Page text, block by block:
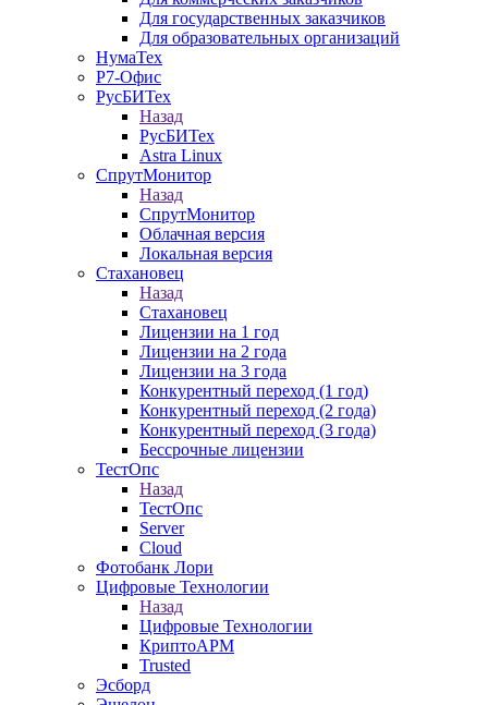
Для государственных заказчиков
Для образовательных организаций
НумаТех
Р7-Офис
РусБИТех
Назад
РусБИТех
Astra Linux
СпрутМонитор
Назад
СпрутМонитор
Облачная версия
Локальная версия
Стахановец
Назад
Стахановец
Лицензии на 1 год
Лицензии на 2 года
Лицензии на 3 года
Конкурентный переход (1 год)
Конкурентный переход (2 года)
Конкурентный переход (3 года)
Бессрочные лицензии
ТестОпс
Назад
ТестОпс
Server
Cloud
Фотобанк Лори
Цифровые Технологии
Назад
Цифровые Технологии
КриптоАРМ
Trusted
Эсборд